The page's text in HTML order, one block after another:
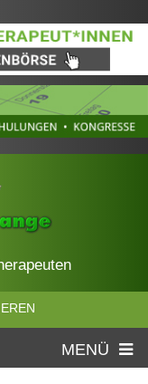
MENÜ